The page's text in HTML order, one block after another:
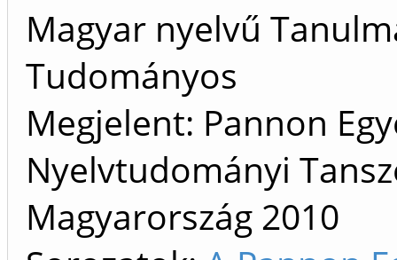
Magyar nyelvű
Tudományos
Megjelent: Pannon
Nyelvtudományi
Magyarország 2010